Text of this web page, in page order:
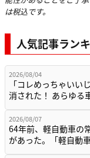
は税込です。
人気記事ラン
2026/08/04
「コレめっちゃいい
消された！ あらゆる
2026/08/07
64年前、軽自動車の
があった。「軽自動